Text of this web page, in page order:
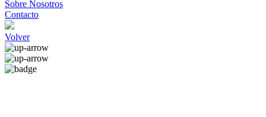
Sobre Nosotros
Contacto
Volver